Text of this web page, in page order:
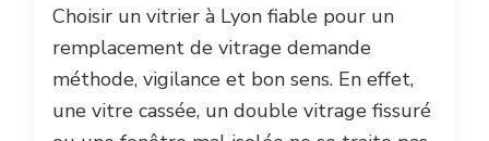
Choisir un vitrier à Lyon fiable pour un
remplacement de vitrage demande
méthode, vigilance et bon sens. En effet,
une vitre cassée, un double vitrage fissuré